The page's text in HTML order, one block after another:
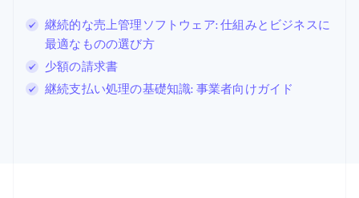
継続的な売上管理ソフトウェア: 仕組みとビジネスに
最適なものの選び方
少額の請求書
継続支払い処理の基礎知識: 事業者向けガイド
SvenskaEnglish
スペイン
スロバキア
English